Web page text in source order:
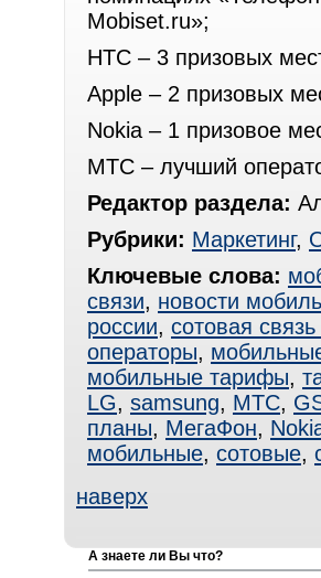
Mobiset.ru»;
HTC – 3 призовых
Apple – 2 призовых
Nokia – 1 призовое
МТС – лучший
Редактор раздела:
Рубрики: Маркетинг,
Ключевые слова:
связи, новости
россии, сотовая
операторы,
мобильные тарифы,
LG, samsung, МТС,
планы, МегаФон,
мобильные, сотовые,
наверх
А знаете ли Вы что?